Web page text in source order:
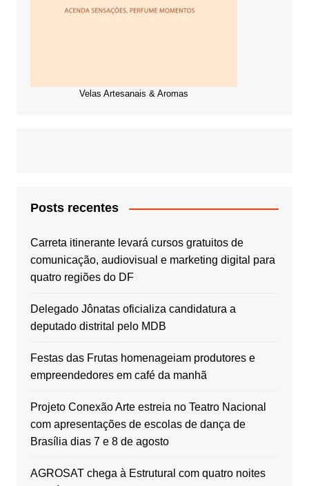
Velas Artesanais & Aromas
Posts recentes
Carreta itinerante levará cursos gratuitos de
comunicação, audiovisual e marketing digital para
quatro regiões do DF
Delegado Jônatas oficializa candidatura a
deputado distrital pelo MDB
Festas das Frutas homenageiam produtores e
empreendedores em café da manhã
Projeto Conexão Arte estreia no Teatro Nacional
com apresentações de escolas de dança de
Brasília dias 7 e 8 de agosto
AGROSAT chega à Estrutural com quatro noites